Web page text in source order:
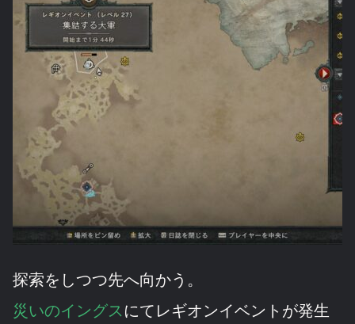
探索をしつつ先へ向かう。
災いのイングスにてレギオンイベントが発生